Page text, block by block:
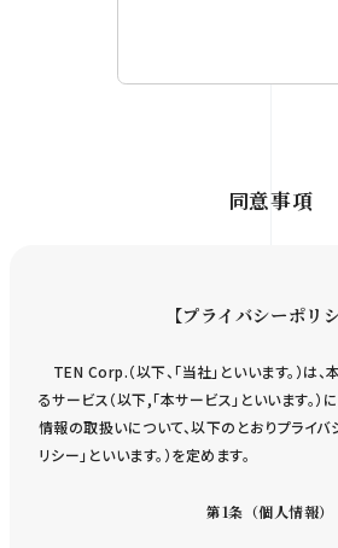
同意事項
【プライバシーポリ
TEN Corp.（以下、「当社」といいます。）は
るサービス（以下,「本サービス」といいます。
情報の取扱いについて、以下のとおりプライバ
リシー」といいます。）を定めます。
第1条（個人情報）